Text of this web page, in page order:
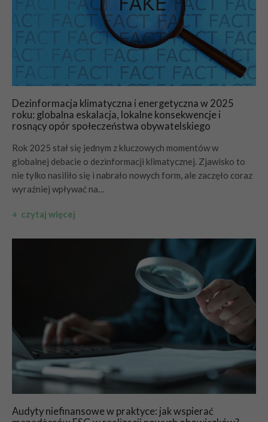
Dezinformacja klimatyczna i energetyczna w 2025
roku: globalna eskalacja, lokalne konsekwencje i
rosnący opór społeczeństwa obywatelskiego
Rok 2025 stał się jednym z kluczowych momentów w
globalnej debacie o dezinformacji klimatycznej. Zjawisko to
nie tylko nasiliło się i nabrało nowych form, ale zaczęło coraz
wyraźniej wpływać na…
+ czytaj więcej
Audyty niefinansowe w praktyce: jak wspierać